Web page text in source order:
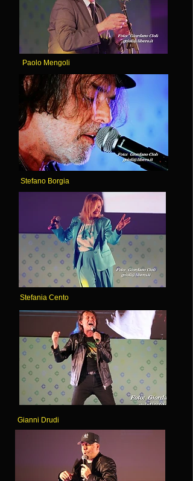
Paolo Mengoli
Stefano Borgia
Stefania Cento
Gianni Drudi